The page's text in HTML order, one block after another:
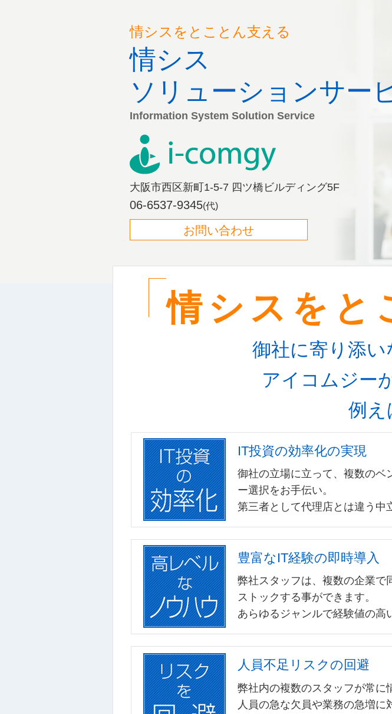
情シスをとことん支える
情シス
ソリューションサー
Information System Solution Service
大阪市西区新町1-5-7 四ツ橋ビルディング5F
06-6537-9345(代)
お問い合わせ
情シスをと
御社に寄り添い
アイコムジー
例
IT投資の効率化の実現
御社の立場に立って、複数のベ
ー選択をお手伝い。
第三者として代理店とは違う中
豊富なIT経験の即時導入
弊社スタッフは、複数の企業で
ストックする事ができます。
あらゆるジャンルで経験値の高
人員不足リスクの回避
弊社内の複数のスタッフが常に
人員の急な欠員や業務の急増